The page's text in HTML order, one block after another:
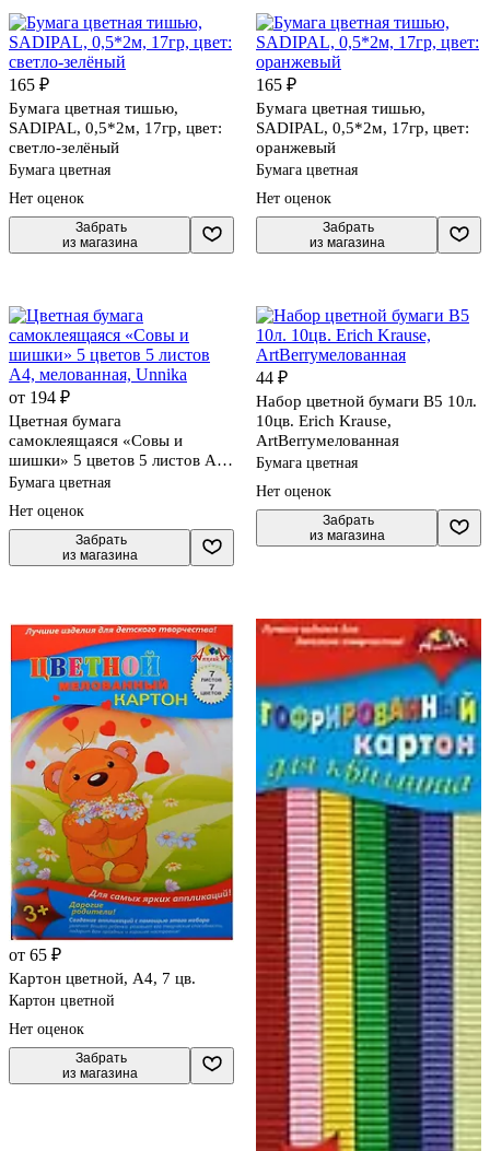
165 ₽
Бумага цветная тишью,
SADIPAL, 0,5*2м, 17гр, цвет:
светло-зелёный
Бумага цветная
Нет оценок
Забрать
из магазина
165 ₽
Бумага цветная тишью,
SADIPAL, 0,5*2м, 17гр, цвет:
оранжевый
Бумага цветная
Нет оценок
Забрать
из магазина
от 194 ₽
Цветная бумага
самоклеящаяся «Совы и
шишки» 5 цветов 5 листов А4,
мелованная, Unnika
Бумага цветная
Нет оценок
Забрать
из магазина
44 ₽
Набор цветной бумаги В5 10л.
10цв. Erich Krause,
ArtBerryмелованная
Бумага цветная
Нет оценок
Забрать
из магазина
от 65 ₽
Картон цветной, А4, 7 цв.
Картон цветной
Нет оценок
Забрать
из магазина